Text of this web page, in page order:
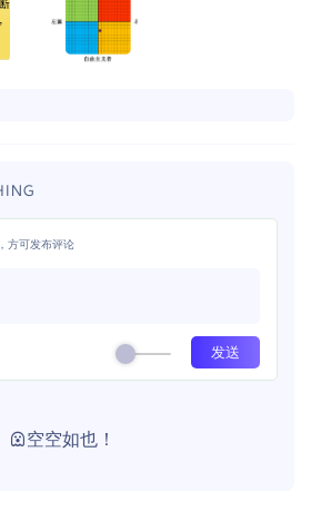
方可发布评论
空空如也！